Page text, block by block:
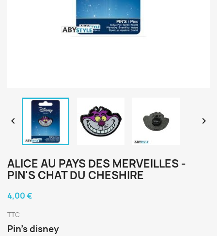
 
ALICE AU PAYS DES MERVEILLES -
PIN'S CHAT DU CHESHIRE
4,00 €
TTC
Pin's disney